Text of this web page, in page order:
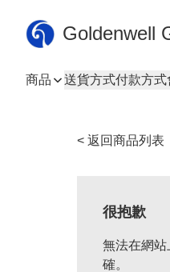
Goldenwell
商品 送貨方式付款方式
< 返回商品列表
很抱歉
無法在網
確。